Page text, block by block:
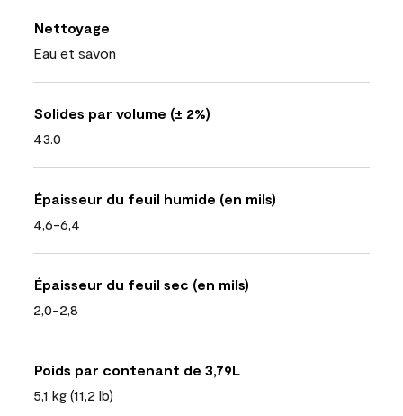
Nettoyage
Eau et savon
Solides par volume (± 2%)
43.0
Épaisseur du feuil humide (en mils)
4,6-6,4
Épaisseur du feuil sec (en mils)
2,0-2,8
Poids par contenant de 3,79L
5,1 kg (11,2 lb)